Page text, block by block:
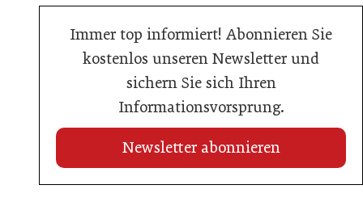
Immer top informiert! Abonnieren Sie
kostenlos unseren Newsletter und
sichern Sie sich Ihren
Informationsvorsprung.
Newsletter abonnieren